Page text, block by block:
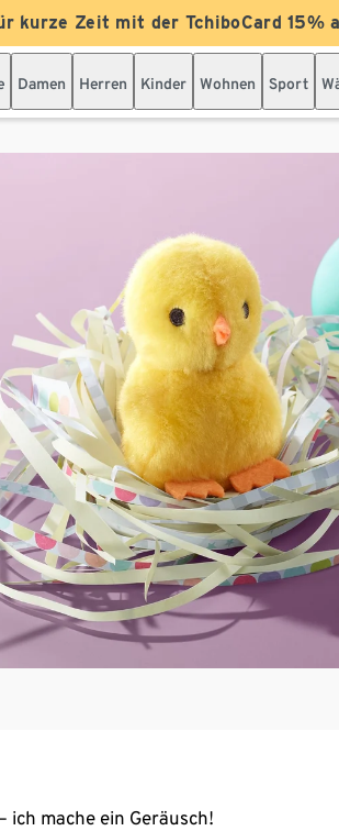
kurze Zeit mit der TchiboCard 15%
Damen Herren Kinder Wohnen Sport
ich mache ein Geräusch!